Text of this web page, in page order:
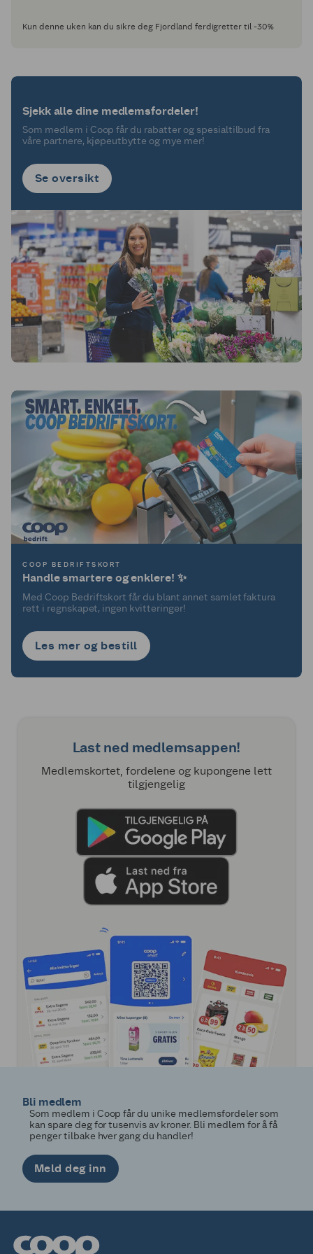
Kun denne uken kan du sikre deg Fjordland ferdigretter til -30%
Sjekk alle dine medlemsfordeler!
Som medlem i Coop får du rabatter og spesialtilbud fra
våre partnere, kjøpeutbytte og mye mer!
Se oversikt
COOP BEDRIFTSKORT
Handle smartere og enklere! ✨
Med Coop Bedriftskort får du blant annet samlet faktura
rett i regnskapet, ingen kvitteringer!
Les mer og bestill
Last ned medlemsappen!
Medlemskortet, fordelene og kupongene lett
tilgjengelig
Bli medlem
Som medlem i Coop får du unike medlemsfordeler som
kan spare deg for tusenvis av kroner. Bli medlem for å få
penger tilbake hver gang du handler!
Meld deg inn